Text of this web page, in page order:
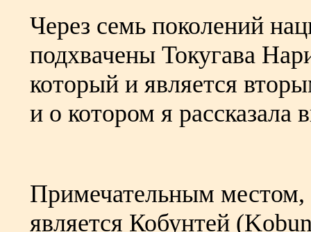
Через семь поколений
подхвачены Токугава
который и является
и о котором я рассказала
Примечательным
является Кобунтей